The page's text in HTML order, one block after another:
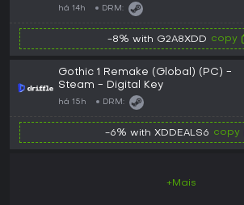
há 14h DRM:
-8% with G2A8XDD copy
Gothic 1 Remake (Global) (PC) -
Steam - Digital Key
há 15h DRM:
-6% with XDDEALS6 copy
+Mais